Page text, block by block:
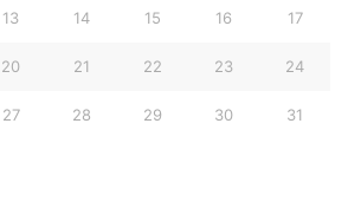
13 14 15 16 17
20 21 22 23 24
27 28 29 30 31